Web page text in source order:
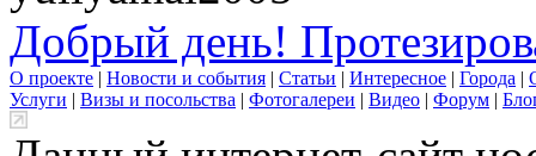
Добрый день!
О проекте | Новости и события | Статьи | Интересное | Города |
Услуги | Визы и посольства | Фотогалереи | Видео | Форум |